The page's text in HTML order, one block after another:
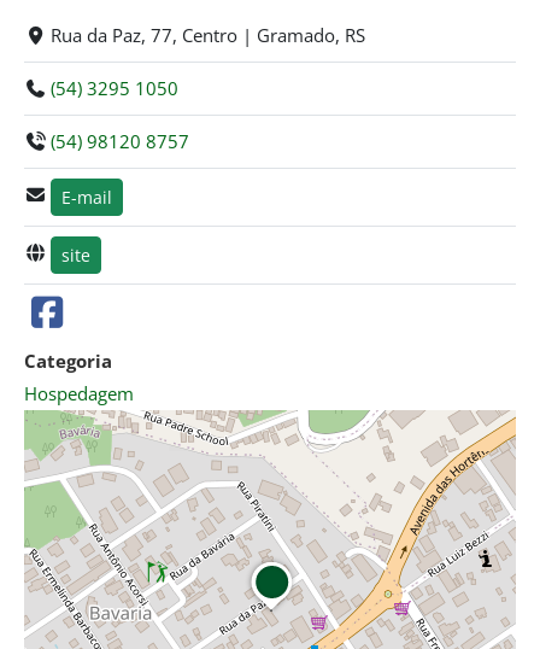
Rua da Paz, 77, Centro | Gramado, RS
(54) 3295 1050
(54) 98120 8757
E-mail
site
Categoria
Hospedagem